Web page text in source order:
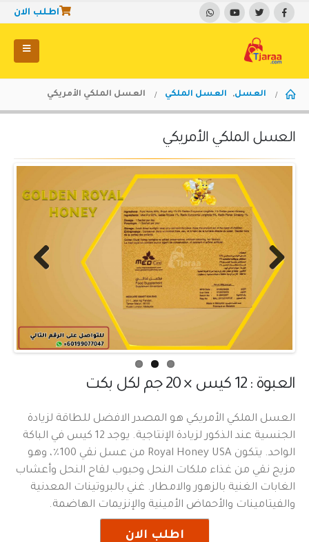
اطلب الان
العسل, العسل الملكي العسل الملكي الأمريكي
العسل الملكي الأمريكي
Next
العبوة : 12 كيس × 20 جم لكل بكت
العسل الملكي الأمريكي هو المصدر الافضل للطاقة لزيادة
الجنسية عند الذكور لزيادة الإنتاجية. يوجد 12 كيس في الباكة
الواحد. يتكون Royal Honey USA من عسل نقي 100٪، وهو
مزيج نقي من غذاء ملكات النحل وحبوب لقاح النحل وأعشاب
الغابات الغنية بالزهور والامطار. غني بالبروتينات المعدنية
والفيتامينات والأحماض الأمينية والإنزيمات الهاضمة.
اطلب الان